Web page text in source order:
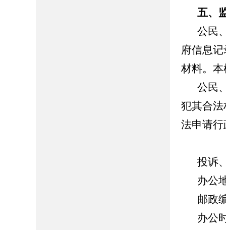
五、
公民
府信息
材料。
公民
犯其合
法申请
投诉
办公
邮政
办公